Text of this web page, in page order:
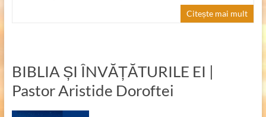
Citește mai mult
BIBLIA ȘI ÎNVĂȚĂTURILE EI |
Pastor Aristide Doroftei